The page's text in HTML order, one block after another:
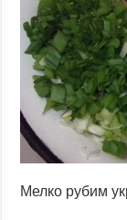
Мелко рубим